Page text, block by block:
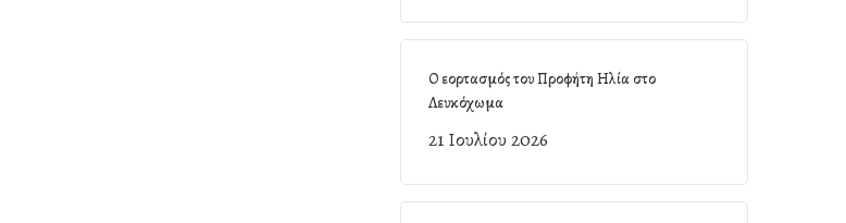
Ο εορτασμός του Προφήτη Ηλία στο
Λευκόχωμα
21 Ιουλίου 2026